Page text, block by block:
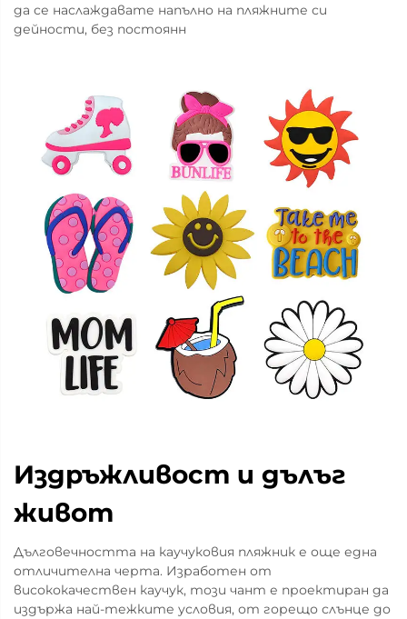
да се наслаждавате напълно на пляжните си
дейности, без постоянн
Издръжливост и дълъг
живот
Дълговечността на каучуковия пляжник е още една
отличителна черта. Изработен от
висококачествен каучук, този чант е проектиран да
издържа най-тежките условия, от горещо слънце до